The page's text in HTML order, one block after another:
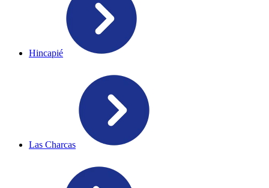
Hincapié
Las Charcas